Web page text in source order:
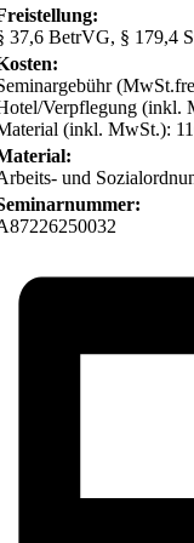
37,6 BetrVG, § 179,4
Verpflegung (inkl.
(inkl. MwSt.):
und